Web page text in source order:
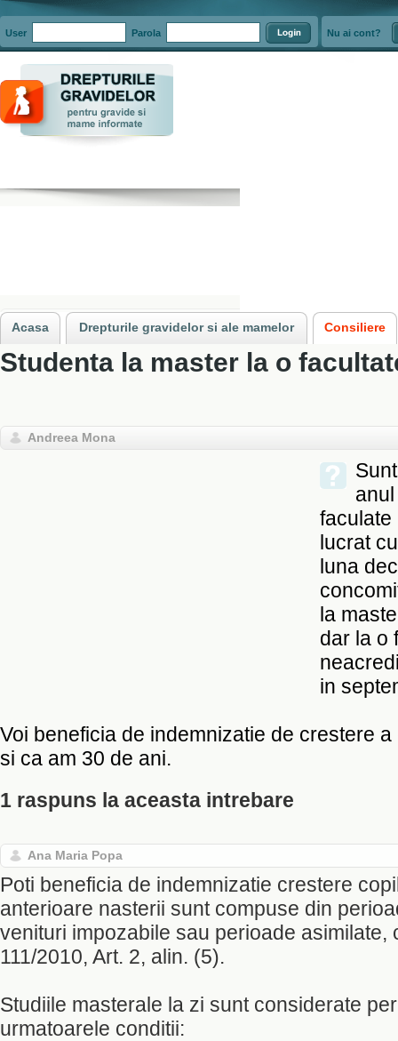
Acasa » Indemnizatia de crestere a copilului pentru mame
Studenta la master la o
Andreea Mona
faculate
lucrat
luna
la
dar la o
in
Voi beneficia de indemnizatie de crestere
si ca am 30 de ani.
1 raspuns la aceasta intrebare
Ana Maria Popa
Poti beneficia de indemnizatie crestere
anterioare nasterii sunt compuse din
venituri impozabile sau perioade asimilate,
111/2010, Art. 2, alin. (5).
Studiile masterale la zi sunt considerate
urmatoarele conditii:
User Parola Nu ai cont?
Acasa Drepturile gravidelor si ale mamelor Consiliere